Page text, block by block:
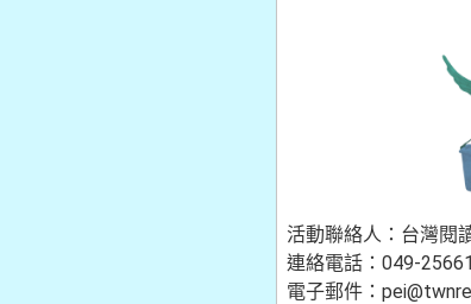
活動聯絡人：台灣閱
連絡電話：049-
電子郵件：